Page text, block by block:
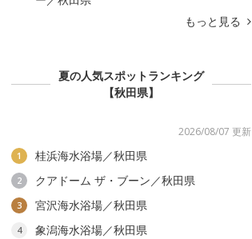
もっと見る
夏の人気スポットランキング
【秋田県】
2026/08/07 更新
1 桂浜海水浴場／秋田県
2 クアドーム ザ・ブーン／秋田県
3 宮沢海水浴場／秋田県
4 象潟海水浴場／秋田県